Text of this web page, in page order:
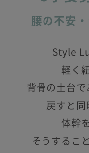
腰の不安
Style
軽く
背骨の土台で
戻すと同
体幹
そうするこ